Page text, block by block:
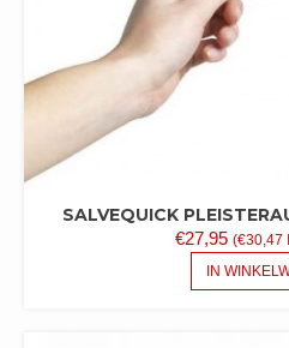
SALVEQUICK
€27,95 (€30,47
IN